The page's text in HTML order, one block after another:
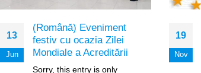
13
Jun
(Română) Eveniment
festiv cu ocazia Zilei
Mondiale a Acreditării
Sorry, this entry is only
19
Nov